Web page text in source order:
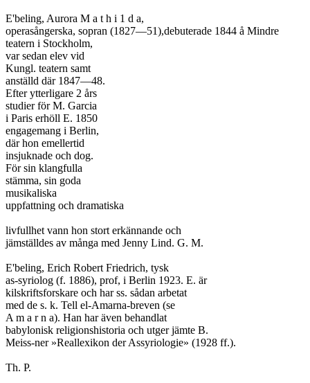
E'beling, Aurora M a t h i 1 d a,
operasångerska, sopran (1827—51),debuterade 1844 å Mindre
teatern i Stockholm,
var sedan elev vid
Kungl. teatern samt
anställd där 1847—48.
Efter ytterligare 2 års
studier för M. Garcia
i Paris erhöll E. 1850
engagemang i Berlin,
där hon emellertid
insjuknade och dog.
För sin klangfulla
stämma, sin goda
musikaliska
uppfattning och dramatiska
livfullhet vann hon stort erkännande och
jämställdes av många med Jenny Lind. G. M.
E'beling, Erich Robert Friedrich, tysk
as-syriolog (f. 1886), prof, i Berlin 1923. E. är
kilskriftsforskare och har ss. sådan arbetat
med de s. k. Tell el-Amarna-breven (se
A m a r n a). Han har även behandlat
babylonisk religionshistoria och utger jämte B.
Meiss-ner »Reallexikon der Assyriologie» (1928 ff.).
Th. P.